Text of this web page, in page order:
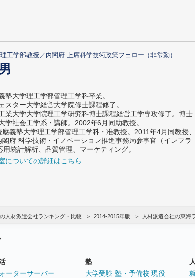
工学部教授／内閣府 上席科学技術政策フェロー（非常勤）
塾大学理工学部管理工学科卒業。
スター大学経営大学院修士課程修了。
業大学大学院理工学研究科博士課程経営工学専攻修了。博士
学社会工学系・講師。2002年6月同助教授。
義塾大学理工学部管理工学科・准教授。2011年4月同教授、
府 科学技術・イノベーション推進事務局参事官（インフラ
用統計解析、品質管理、マーケティング。
についての詳細はこちら
人材派遣会社ランキング・比較 2014-2015年版 人材派遣会社の東海
ーターサーバー
塾
大学受験 塾・予備校 現役